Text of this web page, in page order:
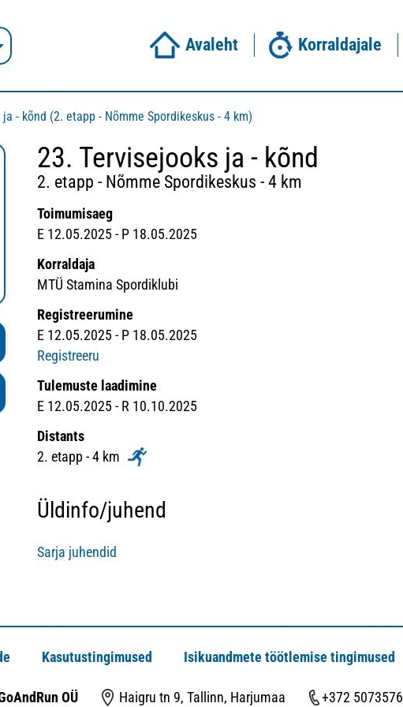
Avaleht Korraldajale
- kõnd (2. etapp - Nõmme Spordikeskus - 4 km)
23. Tervisejooks ja - kõnd
2. etapp - Nõmme Spordikeskus - 4 km
Toimumisaeg
E 12.05.2025 - P 18.05.2025
Korraldaja
MTÜ Stamina Spordiklubi
Registreerumine
E 12.05.2025 - P 18.05.2025
Registreeru
Tulemuste laadimine
E 12.05.2025 - R 10.10.2025
Distants
2. etapp - 4 km
Üldinfo/juhend
Sarja juhendid
Kasutustingimused Isikuandmete töötlemise tingimused
OÜ Haigru tn 9, Tallinn, Harjumaa +372 5073576